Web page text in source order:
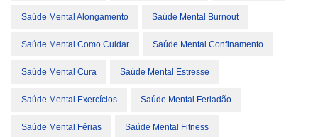
Saúde Mental Alongamento Saúde Mental Burnout
Saúde Mental Como Cuidar Saúde Mental Confinamento
Saúde Mental Cura Saúde Mental Estresse
Saúde Mental Exercícios Saúde Mental Feriadão
Saúde Mental Férias Saúde Mental Fitness